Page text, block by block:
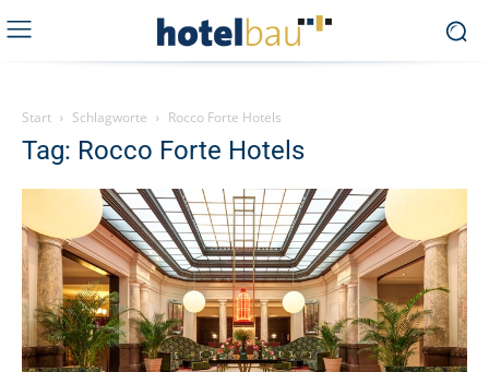
Start Schlagworte Rocco Forte Hotels
Tag: Rocco Forte Hotels